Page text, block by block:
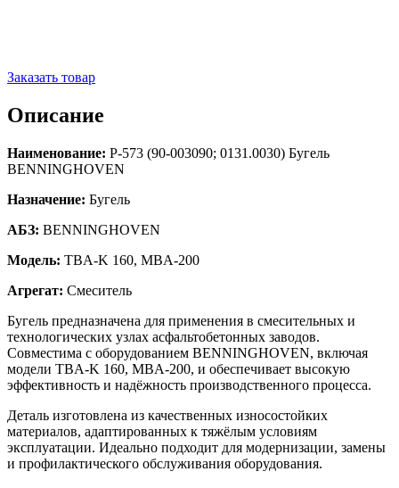
Заказать товар
Описание
Наименование: Р-573 (90-003090; 0131.0030) Бугель
BENNINGHOVEN
Назначение: Бугель
АБЗ: BENNINGHOVEN
Модель: TBA-K 160, MBA-200
Агрегат: Смеситель
Бугель предназначена для применения в смесительных и
технологических узлах асфальтобетонных заводов.
Совместима с оборудованием BENNINGHOVEN, включая
модели TBA-K 160, MBA-200, и обеспечивает высокую
эффективность и надёжность производственного процесса.
Деталь изготовлена из качественных износостойких
материалов, адаптированных к тяжёлым условиям
эксплуатации. Идеально подходит для модернизации, замены
и профилактического обслуживания оборудования.